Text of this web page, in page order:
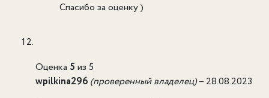
Спасибо за оценку )
Оценка 5 из 5
wpilkina296 (проверенный владелец)– 28.08.2023